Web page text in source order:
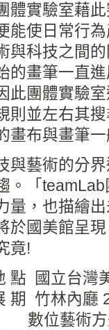
體實驗室藉
能使日常行
與科技之間
的畫筆一直
此團體實驗
則並左右其
畫布與畫筆
與藝術的分
。「
量，也描繪
於國美館呈
竟!
點 國立台灣
期 竹林內廳
數位藝術方